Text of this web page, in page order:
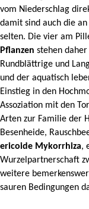
vom Niederschlag
damit sind auch die an
selten. Die vier am
Pflanzen stehen
Rundblättrige und
und der aquatisch
Einstieg in den
Assoziation mit den
Arten zur Familie der
Besenheide,
ericoide Mykorrhiza,
Wurzelpartnerschaft
weitere
sauren Bedingungen